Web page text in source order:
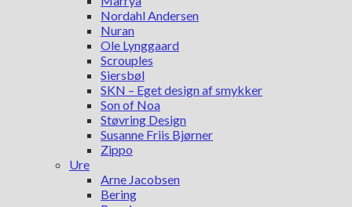
Nordahl Andersen
Nuran
Ole Lynggaard
Scrouples
Siersbøl
SKN – Eget design af smykker
Son of Noa
Støvring Design
Susanne Friis Bjørner
Zippo
Ure
Arne Jacobsen
Bering